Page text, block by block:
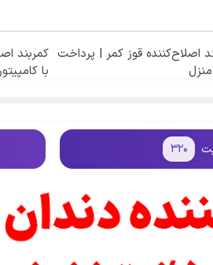
اصلاح‌کننده قوز کمر | پرداخت کمربند
با
۳۲۰